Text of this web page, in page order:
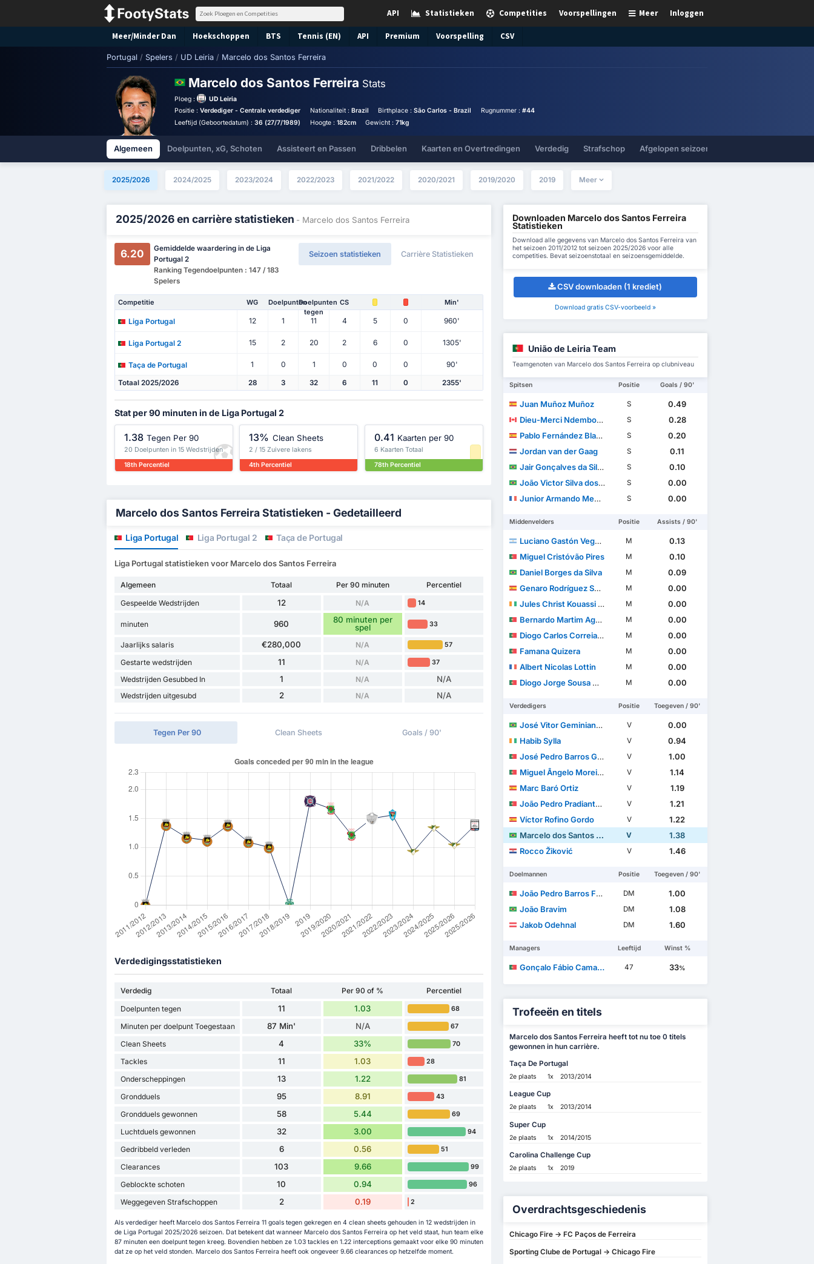
Inloggen
Meer
Voorspellingen
Competities
Statistieken
API
Meer/Minder Dan Hoekschoppen BTS Tennis (EN) API Premium Voorspelling CSV
Portugal / Spelers / UD Leiria / Marcelo dos Santos Ferreira
Marcelo dos Santos Ferreira Stats
Ploeg :
UD Leiria
Positie :Verdediger - Centrale verdediger Nationaliteit : Brazil Birthplace :São Carlos - Brazil Rugnummer : #44
Leeftijd (Geboortedatum) :36 (27/7/1989) Hoogte : 182cm Gewicht :71kg
Algemeen Doelpunten, xG, Schoten Assisteert en Passen Dribbelen Kaarten en Overtredingen Verdedig Strafschop Afgelopen seizoenen
2025/2026 2024/2025 2023/2024 2022/2023 2021/2022 2020/2021 2019/2020 2019 Meer
2025/2026 en carrière statistieken - Marcelo dos Santos Ferreira
6.20
Gemiddelde waardering in de Liga
Portugal 2
Ranking Tegendoelpunten : 147 / 183
Spelers
Seizoen statistieken Carrière Statistieken
Competitie WG DoelpuntenDoelpunten
tegen
CS Min'
Liga Portugal 12 1 11 4 5 0 960'
Liga Portugal 2 15 2 20 2 6 0 1305'
Taça de Portugal 1 0 1 0 0 0 90'
Totaal 2025/2026 28 3 32 6 11 0 2355'
Stat per 90 minuten in de Liga Portugal 2
1.38 Tegen Per 90
20 Doelpunten in 15 Wedstrijden
18th Percentiel
13% Clean Sheets
2 / 15 Zuivere lakens
4th Percentiel
0.41 Kaarten per 90
6 Kaarten Totaal
78th Percentiel
Marcelo dos Santos Ferreira Statistieken - Gedetailleerd
Liga Portugal Liga Portugal 2 Taça de Portugal
Liga Portugal statistieken voor Marcelo dos Santos Ferreira
Algemeen Totaal Per 90 minuten
Percentiel
Gespeelde Wedstrijden
12 N/A 14
minuten 960
80 minuten per
spel
33
Jaarlijks salaris €280,000 N/A 57
Gestarte wedstrijden 11 N/A 37
Wedstrijden Gesubbed In 1 N/A N/A
Wedstrijden uitgesubd 2 N/A N/A
Tegen Per 90 Clean Sheets Goals / 90'
Verdedigingsstatistieken
Verdedig Totaal Per 90 of %
Percentiel
Doelpunten tegen
11 1.03 68
Minuten per doelpunt Toegestaan 87 Min' N/A 67
Clean Sheets 4 33% 70
Tackles 11 1.03 28
Onderscheppingen 13 1.22 81
Grondduels 95 8.91 43
Grondduels gewonnen 58 5.44 69
Luchtduels gewonnen 32 3.00 94
Gedribbeld verleden 6 0.56 51
Clearances 103 9.66 99
Geblockte schoten 10 0.94 96
Weggegeven Strafschoppen 2 0.19 2
Als verdediger heeft Marcelo dos Santos Ferreira 11 goals tegen gekregen en 4 clean sheets gehouden in 12 wedstrijden in
de Liga Portugal 2025/2026 seizoen. Dat betekent dat wanneer Marcelo dos Santos Ferreira op het veld staat, hun team elke
87 minuten een doelpunt tegen kreeg. Bovendien hebben ze 1.03 tackles en 1.22 interceptions gemaakt voor elke 90 minuten
dat ze op het veld stonden. Marcelo dos Santos Ferreira heeft ook ongeveer 9.66 clearances op hetzelfde moment.
Downloaden Marcelo dos Santos Ferreira
Statistieken
Download alle gegevens van Marcelo dos Santos Ferreira van
het seizoen 2011/2012 tot seizoen 2025/2026 voor alle
competities. Bevat seizoenstotaal en seizoensgemiddelde.
CSV downloaden (1 krediet)
Download gratis CSV-voorbeeld »
União de Leiria Team
Teamgenoten van Marcelo dos Santos Ferreira op clubniveau
Spitsen Positie Goals / 90'
Juan Muñoz Muñoz S
0.49
Dieu-Merci Ndembo-Michel
S
0.28
Pablo Fernández Blanco
S
0.20
Jordan van der Gaag
S
0.11
Jair Gonçalves da Silva
S
0.10
João Victor Silva dos Santos
S
0.00
Junior Armando Mendes
S 0.00
Middenvelders Positie Assists / 90'
Luciano Gastón Vega Albornoz M
0.13
Miguel Cristóvão Pires
M
0.10
Daniel Borges da Silva
M
0.09
Genaro Rodríguez Serrano
M
0.00
Jules Christ Kouassi Eboue
M
0.00
Bernardo Martim Aguiar Gomes
M
0.00
Diogo Carlos Correia Amado
M
0.00
Famana Quizera
M
0.00
Albert Nicolas Lottin
M
0.00
Diogo Jorge Sousa Martins
M 0.00
Verdedigers Positie Toegeven / 90'
José Vitor Geminiano Cavalieri V
0.00
Habib Sylla
V
0.94
José Pedro Barros Gonçalves
V
1.00
Miguel Ângelo Moreira Magalhães
V
1.14
Marc Baró Ortiz
V
1.19
João Pedro Pradiante Silva
V
1.21
Víctor Rofino Gordo
V
1.22
Marcelo dos Santos Ferreira
V
1.38
Rocco Žiković
V 1.46
Doelmannen Positie Toegeven / 90'
João Pedro Barros Fernandes DM
1.00
João Bravim
DM
1.08
Jakob Odehnal
DM 1.60
Managers Leeftijd Winst %
Gonçalo Fábio Camacho Pereira 47 33%
Trofeeën en titels
Marcelo dos Santos Ferreira heeft tot nu toe 0 titels
gewonnen in hun carrière.
Taça De Portugal
2e plaats 1x 2013/2014
League Cup
2e plaats 1x 2013/2014
Super Cup
2e plaats 1x 2014/2015
Carolina Challenge Cup
2e plaats 1x 2019
Overdrachtsgeschiedenis
Chicago Fire -> FC Paços de Ferreira
Sporting Clube de Portugal -> Chicago Fire